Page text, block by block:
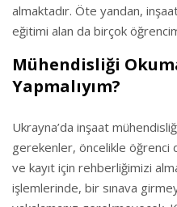
almaktadır. Öte yandan,
eğitimi alan da birçok
Mühendisliği
Yapmalıyım?
Ukrayna’da inşaat
gerekenler, öncelikle öğrenci
ve kayıt için rehberliğimizi
işlemlerinde, bir sınava